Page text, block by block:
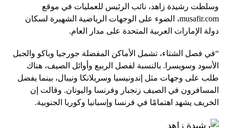
وسلطت رشيدة زاهد، نائب الرئيس للعمليات في موقع
musafir.com، الضوء على الوجهات الرياضية الشهيرة لسكان
دولة الإمارات العربية المتحدة على مدار العام.
“في فصل الشتاء، تشمل الأماكن المفضلة جورجيا وباكو والجبل
الأسود وسويسرا. بالنسبة لفصل الربيع وأوائل الصيف، هناك
طلب على وجهات مثل إندونيسيا وسريلانكا ونيبال، بينما يفضل
المسافرون في الصيف زنجبار وفرنسا واليونان. وقالت إن
الخريف يشهد اهتمامًا في فرنسا وإسبانيا وكوريا الجنوبية.